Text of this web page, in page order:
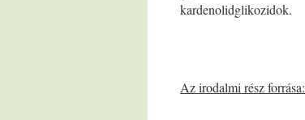
kardenolidglikozidok.
Az irodalmi rész forrása: